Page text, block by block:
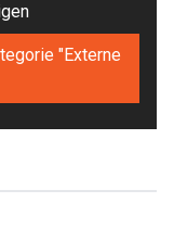
"Externe